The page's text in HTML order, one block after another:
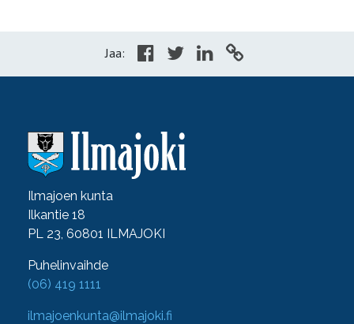
Jaa:
Ilmajoen kunta
Ilkantie 18
PL 23, 60801 ILMAJOKI
Puhelinvaihde
(06) 419 1111
ilmajoenkunta@ilmajoki.fi